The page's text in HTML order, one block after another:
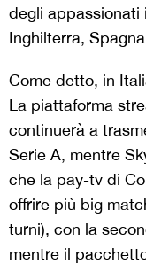
degli appassionati
Inghilterra,
Come detto, in
La piattaforma
continuerà a
Serie A, mentre
che la pay-tv di
offrire più big
turni), con la
mentre il